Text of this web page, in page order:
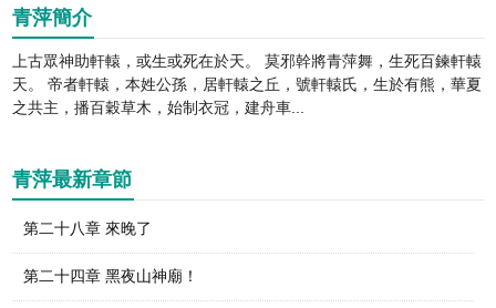
青萍簡介
上古眾神助軒轅，或生或死在於天。 莫邪幹將青萍舞，生死百鍊軒轅
天。 帝者軒轅，本姓公孫，居軒轅之丘，號軒轅氏，生於有熊，華夏
之共主，播百穀草木，始制衣冠，建舟車...
青萍最新章節
第二十八章 來晚了
第二十四章 黑夜山神廟！